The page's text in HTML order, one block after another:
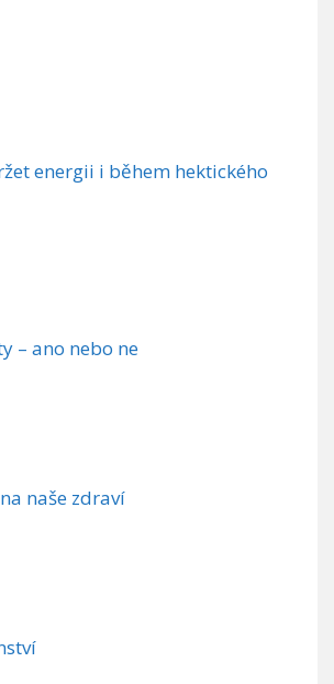
energii i během hektického
– ano nebo ne
naše zdraví